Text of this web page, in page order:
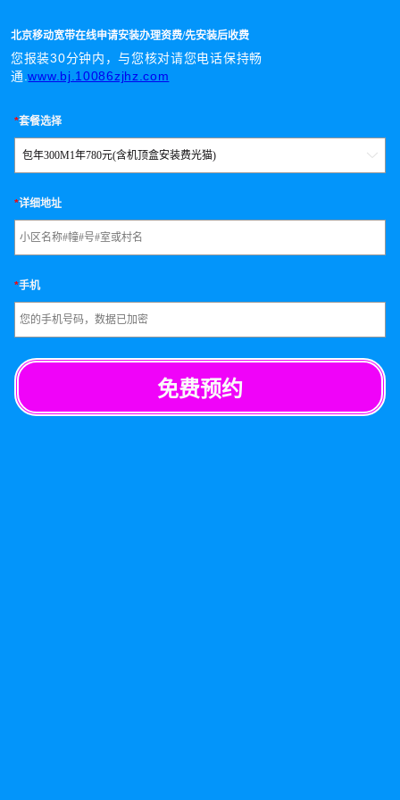
北京移动宽带在线申请安装办理资费/先安装后收费
您报装30分钟内，与您核对请您电话保持畅
通.www.bj.10086zjhz.com
*套餐选择
包年300M1年780元(含机顶盒安装费光猫) 
*详细地址
*手机